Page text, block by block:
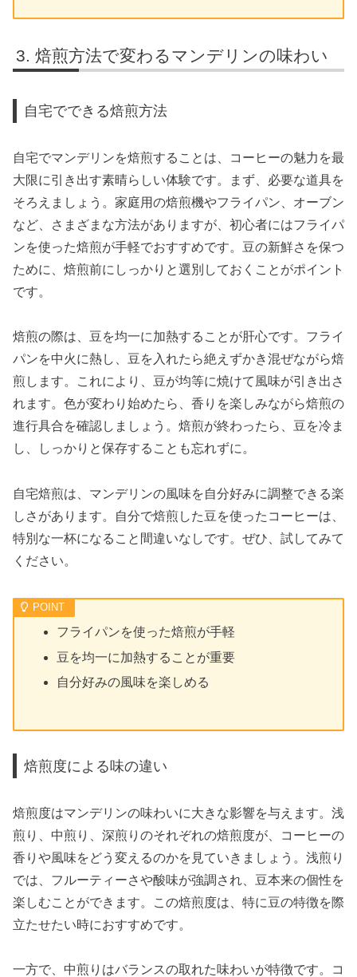
焙煎方法で変わるマンデリンの味わい
自宅でできる焙煎方法
自宅でマンデリンを焙煎することは、コーヒーの魅力を最
大限に引き出す素晴らしい体験です。まず、必要な道具を
そろえましょう。家庭用の焙煎機やフライパン、オーブン
など、さまざまな方法がありますが、初心者にはフライパ
ンを使った焙煎が手軽でおすすめです。豆の新鮮さを保つ
ために、焙煎前にしっかりと選別しておくことがポイント
です。
焙煎の際は、豆を均一に加熱することが肝心です。フライ
パンを中火に熱し、豆を入れたら絶えずかき混ぜながら焙
煎します。これにより、豆が均等に焼けて風味が引き出さ
れます。色が変わり始めたら、香りを楽しみながら焙煎の
進行具合を確認しましょう。焙煎が終わったら、豆を冷ま
し、しっかりと保存することも忘れずに。
自宅焙煎は、マンデリンの風味を自分好みに調整できる楽
しさがあります。自分で焙煎した豆を使ったコーヒーは、
特別な一杯になること間違いなしです。ぜひ、試してみて
ください。
フライパンを使った焙煎が手軽
豆を均一に加熱することが重要
自分好みの風味を楽しめる
焙煎度による味の違い
焙煎度はマンデリンの味わいに大きな影響を与えます。浅
煎り、中煎り、深煎りのそれぞれの焙煎度が、コーヒーの
香りや風味をどう変えるのかを見ていきましょう。浅煎り
では、フルーティーさや酸味が強調され、豆本来の個性を
楽しむことができます。この焙煎度は、特に豆の特徴を際
立たせたい時におすすめです。
一方で、中煎りはバランスの取れた味わいが特徴です。コ